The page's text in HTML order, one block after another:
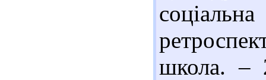
школа.